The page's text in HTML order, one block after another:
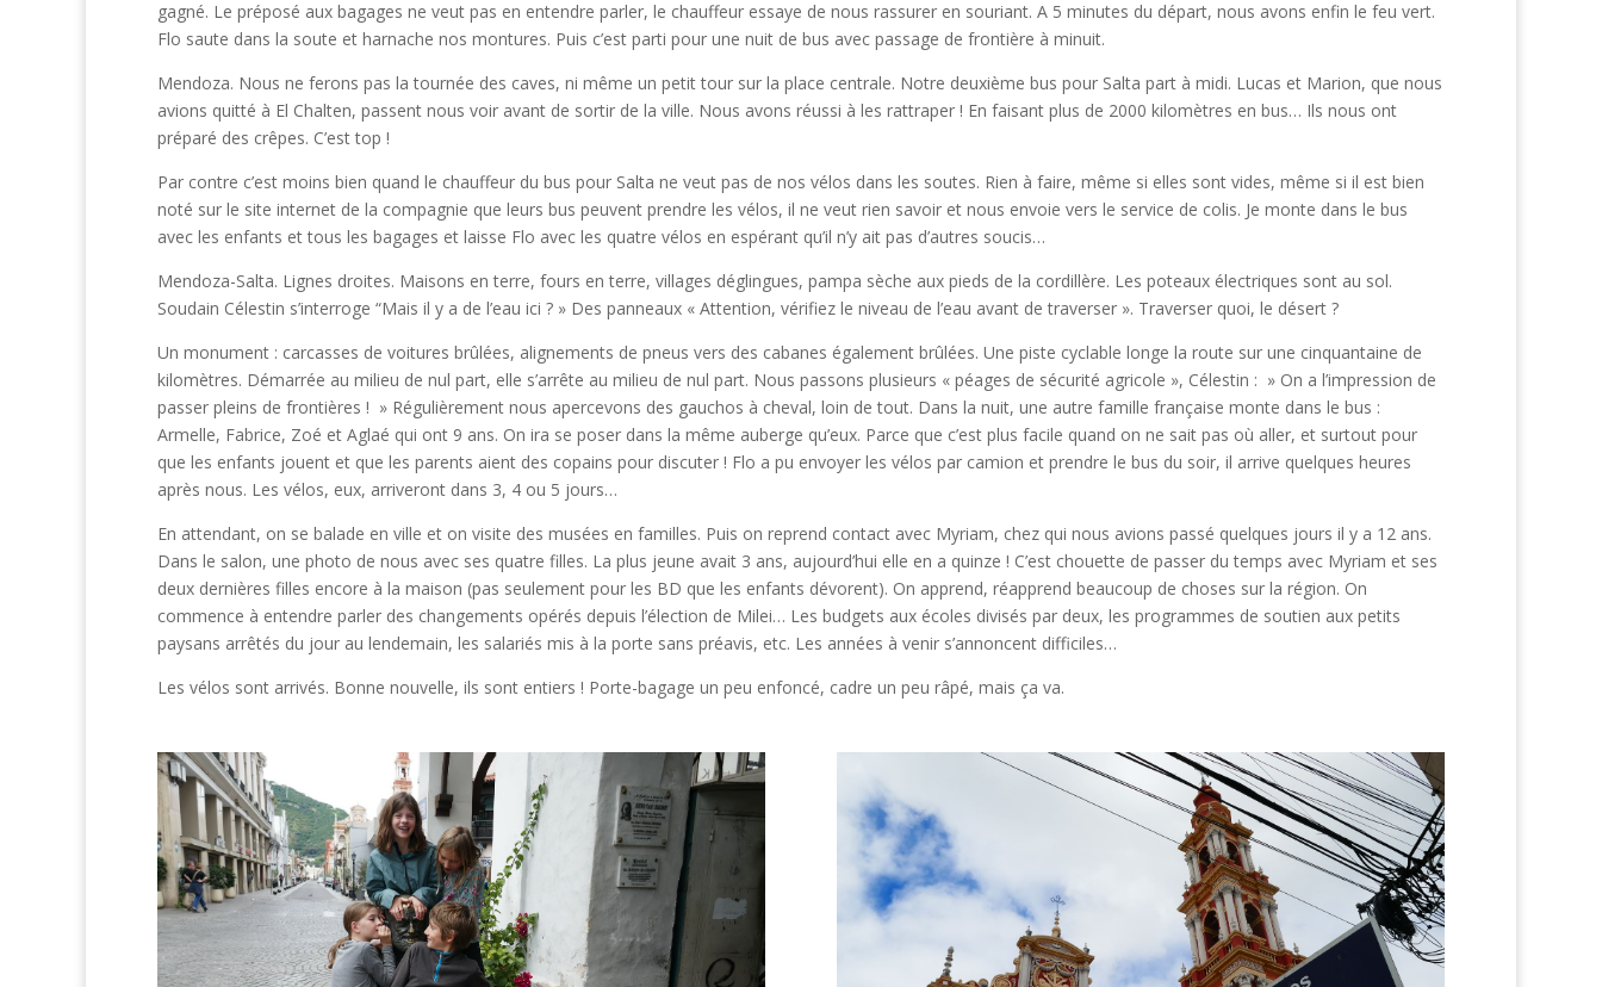
gagné. Le préposé aux bagages ne veut pas en entendre parler, le chauffeur essaye de nous rassurer en souriant. A 5 minutes du départ, nous avons enfin le feu vert.
Flo saute dans la soute et harnache nos montures. Puis c’est parti pour une nuit de bus avec passage de frontière à minuit.
Mendoza. Nous ne ferons pas la tournée des caves, ni même un petit tour sur la place centrale. Notre deuxième bus pour Salta part à midi. Lucas et Marion, que nous
avions quitté à El Chalten, passent nous voir avant de sortir de la ville. Nous avons réussi à les rattraper ! En faisant plus de 2000 kilomètres en bus… Ils nous ont
préparé des crêpes. C’est top !
Par contre c’est moins bien quand le chauffeur du bus pour Salta ne veut pas de nos vélos dans les soutes. Rien à faire, même si elles sont vides, même si il est bien
noté sur le site internet de la compagnie que leurs bus peuvent prendre les vélos, il ne veut rien savoir et nous envoie vers le service de colis. Je monte dans le bus
avec les enfants et tous les bagages et laisse Flo avec les quatre vélos en espérant qu’il n’y ait pas d’autres soucis…
Mendoza-Salta. Lignes droites. Maisons en terre, fours en terre, villages déglingues, pampa sèche aux pieds de la cordillère. Les poteaux électriques sont au sol.
Soudain Célestin s’interroge “Mais il y a de l’eau ici ? » Des panneaux « Attention, vérifiez le niveau de l’eau avant de traverser ». Traverser quoi, le désert ?
Un monument : carcasses de voitures brûlées, alignements de pneus vers des cabanes également brûlées. Une piste cyclable longe la route sur une cinquantaine de
kilomètres. Démarrée au milieu de nul part, elle s’arrête au milieu de nul part. Nous passons plusieurs « péages de sécurité agricole », Célestin : » On a l’impression de
passer pleins de frontières ! » Régulièrement nous apercevons des gauchos à cheval, loin de tout. Dans la nuit, une autre famille française monte dans le bus :
Armelle, Fabrice, Zoé et Aglaé qui ont 9 ans. On ira se poser dans la même auberge qu’eux. Parce que c’est plus facile quand on ne sait pas où aller, et surtout pour
que les enfants jouent et que les parents aient des copains pour discuter ! Flo a pu envoyer les vélos par camion et prendre le bus du soir, il arrive quelques heures
après nous. Les vélos, eux, arriveront dans 3, 4 ou 5 jours…
En attendant, on se balade en ville et on visite des musées en familles. Puis on reprend contact avec Myriam, chez qui nous avions passé quelques jours il y a 12 ans.
Dans le salon, une photo de nous avec ses quatre filles. La plus jeune avait 3 ans, aujourd’hui elle en a quinze ! C’est chouette de passer du temps avec Myriam et ses
deux dernières filles encore à la maison (pas seulement pour les BD que les enfants dévorent). On apprend, réapprend beaucoup de choses sur la région. On
commence à entendre parler des changements opérés depuis l’élection de Milei… Les budgets aux écoles divisés par deux, les programmes de soutien aux petits
paysans arrêtés du jour au lendemain, les salariés mis à la porte sans préavis, etc. Les années à venir s’annoncent difficiles…
Les vélos sont arrivés. Bonne nouvelle, ils sont entiers ! Porte-bagage un peu enfoncé, cadre un peu râpé, mais ça va.